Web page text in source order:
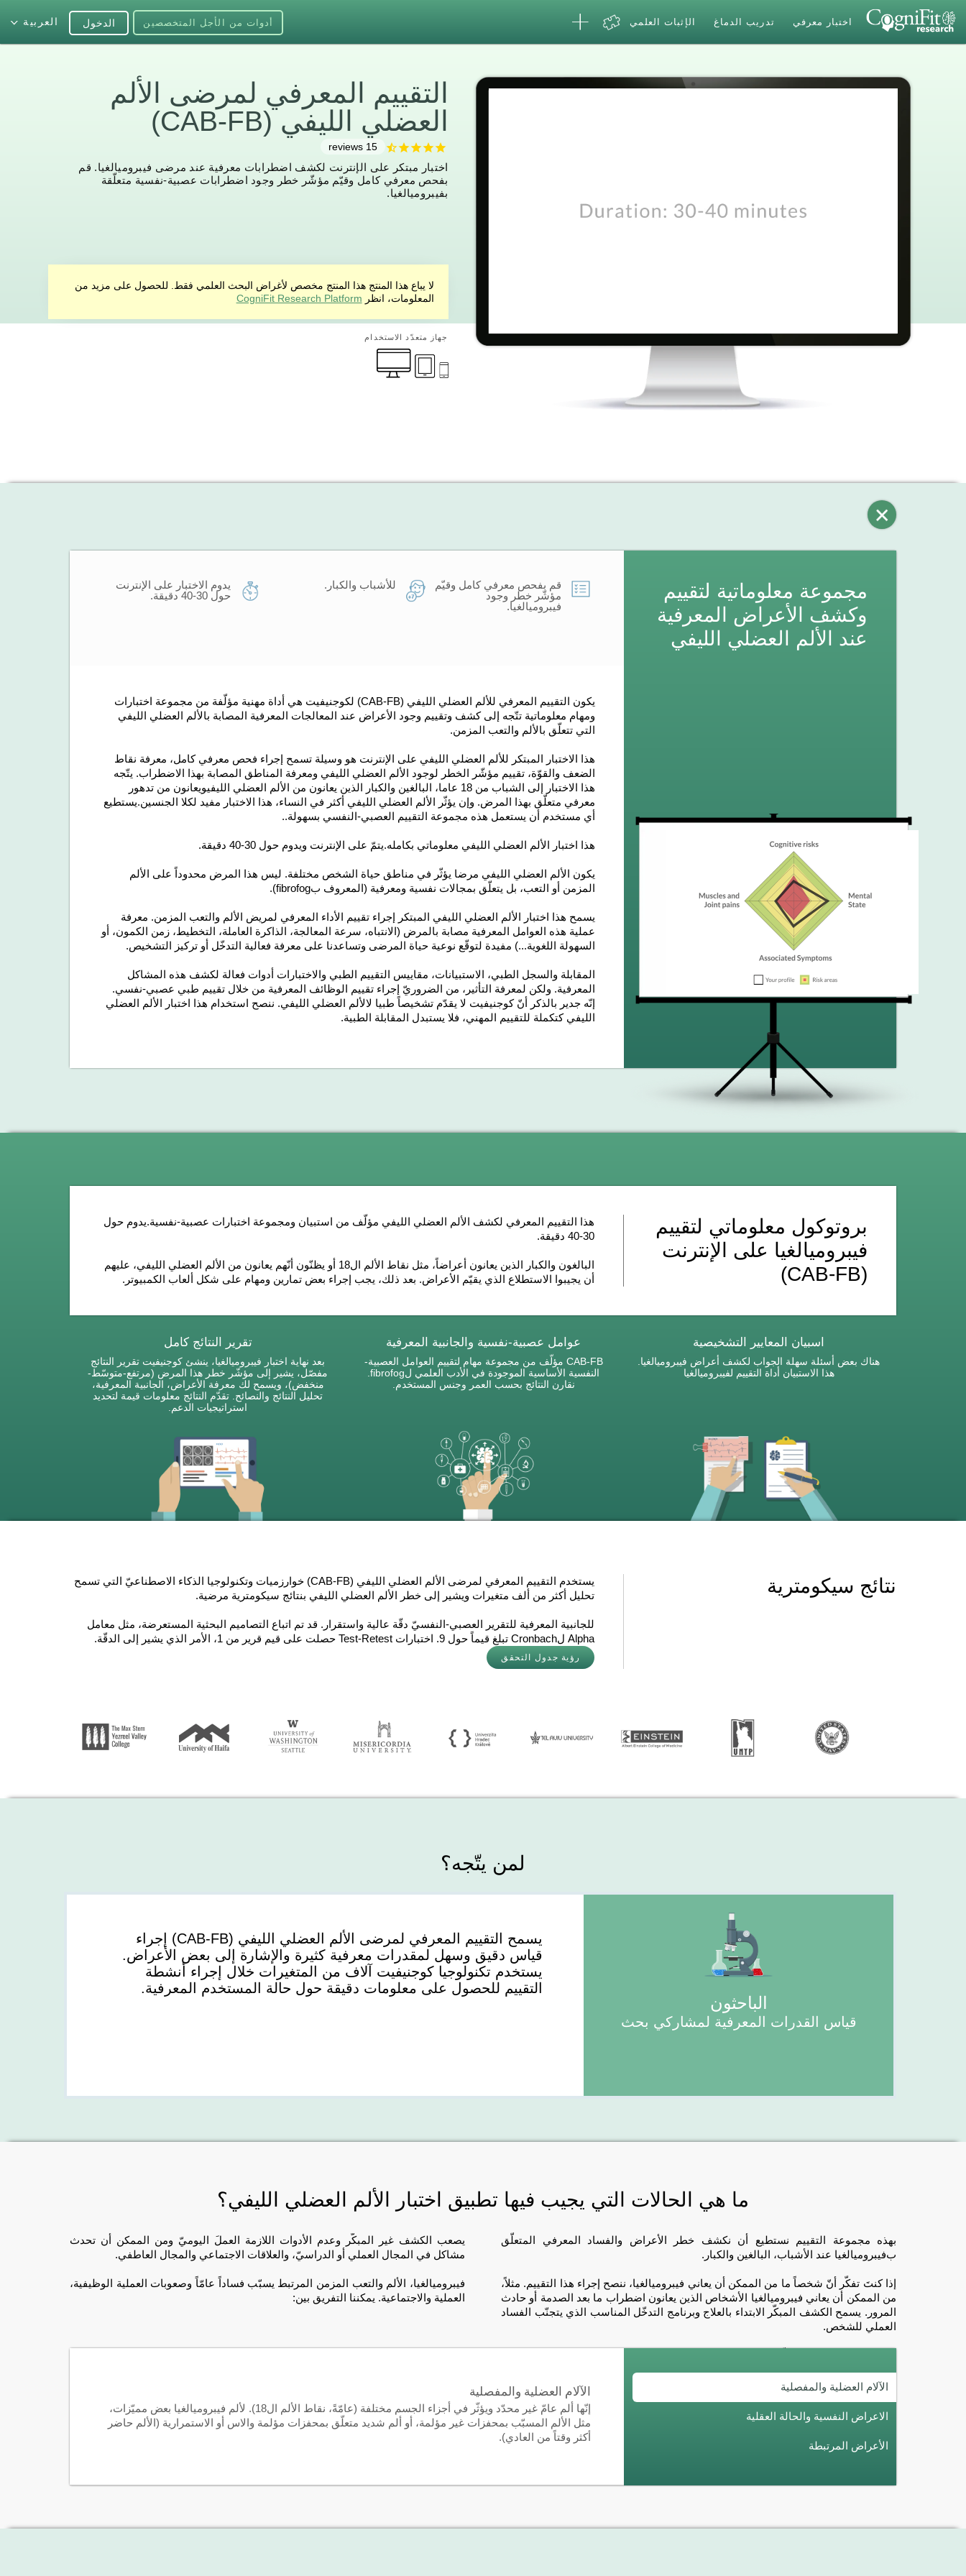
اختبار معرفي تدريب الدماغ الإثبات العلمي أدوات من الأجل المتخصصين العربية الدخول
التقييم المعرفي لمرضى الألم
العضلي الليفي (CAB-FB)
15
reviews
اختبار مبتكر على الإنترنت لكشف اضطرابات معرفية عند مرضى فيبروميالغيا. قم
بفحص معرفي كامل وقيّم مؤشّر خطر وجود اضطرابات عصبية-نفسية متعلّقة
بفيبروميالغيا.
لا يباع هذا المنتج هذا المنتج مخصص لأغراض البحث العلمي فقط. للحصول على مزيد من
المعلومات، انظر CogniFit Research Platform
جهاز متعدّد الاستخدام
مجموعة معلوماتية لتقييم
وكشف الأعراض المعرفية
عند الألم العضلي الليفي
قم بفحص معرفي كامل وقيّم
مؤشّر خطر وجود
فيبروميالغيا.
للأشباب والكبار.
يدوم الاختبار على الإنترنت
حول 30-40 دقيقة.
يكون التقييم المعرفي للألم العضلي الليفي (CAB-FB) لكوجنيفيت هي أداة مهنية مؤلّفة من مجموعة اختبارات
ومهام معلوماتية تتّجه إلى كشف وتقييم وجود الأعراض عند المعالجات المعرفية المصابة بالألم العضلي الليفي
التي تتعلّق بالألم والتعب المزمن.
هذا الاختبار المبتكر للألم العضلي الليفي على الإنترنت هو وسيلة تسمح إجراء فحص معرفي كامل، معرفة نقاط
الضعف والقوّة، تقييم مؤشّر الخطر لوجود الألم العضلي الليفي ومعرفة المناطق المصابة بهذا الاضطراب. يتّجه
هذا الاختبار إلى الشباب من 18 عاما، البالغين والكبار الذين يعانون من الألم العضلي الليفي
ويعانون من تدهور
معرفي متعلّق بهذا المرض. وإن يؤثّر الألم العضلي الليفي أكثر في النساء، هذا الاختبار مفيد لكلا الجنسين.يستطيع
أي مستخدم أن يستعمل هذه مجموعة التقييم العصبي-النفسي بسهولة..
هذا اختبار الألم العضلي الليفي معلوماتي بكامله.يتمّ على الإنترنت ويدوم حول 30-40 دقيقة .
يكون الألم العضلي الليفي مرضا يؤثّر في مناطق حياة الشخص مختلفة. ليس هذا المرض محدوداً على الألم
المزمن أو التعب، بل يتعلّق بمجالات نفسية ومعرفية (المعروف بfibrofog).
يسمح هذا اختبار الألم العضلي الليفي المبتكر إجراء تقييم الأداء المعرفي لمريض الألم والتعب المزمن. معرفة
عملية هذه العوامل المعرفية مصابة بالمرض (الانتباه، سرعة المعالجة، الذاكرة العاملة، التخطيط، زمن الكمون، أو
السهولة اللغوية...) مفيدة لتوقّع نوعية حياة المرضى وتساعدنا على معرفة فعالية التدخّل أو تركيز التشخيص.
المقابلة والسجل الطبي، الاستبيانات، مقاييس التقييم الطبي والاختبارات أدوات فعالة لكشف هذه المشاكل
المعرفية. ولكن لمعرفة التأثير، من الضروريّ إجراء تقييم الوظائف المعرفية من خلال تقييم طبي عصبي-نفسي.
إنّه جدير بالذكر أنّ كوجنيفيت لا يقدّم تشخيصاً طبيا لالألم العضلي الليفي. ننصح استخدام هذا اختبار الألم العضلي
الليفي كتكملة للتقييم المهني، فلا يستبدل المقابلة الطبية.
بروتوكول معلوماتي لتقييم
فيبروميالغيا على الإنترنت
(CAB-FB)
هذا التقييم المعرفي لكشف الألم العضلي الليفي مؤلّف من استبيان ومجموعة اختبارات عصبية-نفسية.يدوم حول
30-40 دقيقة.
البالغون والكبار الذين يعانون أعراضاً، مثل نقاط الألم ال18 أو يظنّون أنّهم يعانون من الألم العضلي الليفي، عليهم
أن يجيبوا الاستطلاع الذي يقيّم الأعراض. بعد ذلك، يجب إجراء بعض تمارين ومهام على شكل ألعاب الكمبيوتر.
اسبيان المعايير التشخيصية
هناك بعض أسئلة سهلة الجواب لكشف أعراض فيبروميالغيا.
هذا الاستبيان أداة التقييم لفيبروميالغيا
عوامل عصبية-نفسية والجانبية المعرفية
CAB-FB مؤلّف من مجموعة مهام لتقييم العوامل العصبية-
نقارن النتائج بحسب العمر وجنس المستخدم.
تقرير النتائج كامل
بعد نهاية اختبار فيبروميالغيا، ينشئ كوجنيفيت تقرير النتائج
مفصّل، يشير إلى مؤشّر خطر هذا المرض (مرتفع-متوسّط-
منخفض)، ويسمح لك معرفة الأعراض، الجانبية المعرفية،
تحليل النتائج والنصائح. تقدّم النتائج معلومات قيمة لتحديد
استراتيجيات الدعم.
نتائج سيكومترية
يستخدم التقييم المعرفي لمرضى الألم العضلي الليفي (CAB-FB) خوارزميات وتكنولوجيا الذكاء الاصطناعيّ التي تسمح
تحليل أكثر من ألف متغيرات ويشير إلى خطر الألم العضلي الليفي بنتائج سيكومترية مرضية.
للجانبية المعرفية للتقرير العصبي-النفسيّ دقّة عالية واستقرار. قد تم اتباع التصاميم البحثية المستعرضة، مثل معامل
Alpha لCronbach تبلغ قيماً حول 9. اختبارات Test-Retest حصلت على قيم قرير من 1، الأمر الذي يشير إلى الدقّة.
رؤية جدول التحقق
لمن يتّجه؟
الباحثون
قياس القدرات المعرفية لمشاركي بحث
يسمح التقييم المعرفي لمرضى الألم العضلي الليفي (CAB-FB) إجراء
قياس دقيق وسهل لمقدرات معرفية كثيرة والإشارة إلى بعض الأعراض.
يستخدم تكنولوجيا كوجنيفيت آلاف من المتغيرات خلال إجراء أنشطة
التقييم للحصول على معلومات دقيقة حول حالة المستخدم المعرفية.
ما هي الحالات التي يجيب فيها تطبيق اختبار الألم العضلي الليفي؟
بهذه مجموعة التقييم نستطيع أن نكشف خطر الأعراض والفساد المعرفي المتعلّق
بفيبروميالغيا عند الأشباب، البالغين والكبار .
إذا كنتَ تفكّر أنّ شخصاً ما من الممكن أن يعاني فيبروميالغيا، ننصح إجراء هذا التقييم. مثلاً،
من الممكن أن يعاني فيبروميالغيا الأشخاص الذين يعانون اضطراب ما بعد الصدمة أو حادث
المرور. يسمح الكشف المبكّر الابتداء بالعلاج وبرنامج التدخّل المناسب الذي يتجنّب الفساد
العملي للشخص.
يصعب الكشف غير المبكّر وعدم الأدوات اللازمة العملَ اليوميّ ومن الممكن أن تحدث
مشاكل في المجال العملي أو الدراسيّ، والعلاقات الاجتماعي والمجال العاطفي.
فيبروميالغيا، الألم والتعب المزمن المرتبط يسبّب فساداً عامّاً وصعوبات العملية الوظيفية،
العملية والاجتماعية. يمكننا التفريق بين:
الآلام العضلية والمفصلية
الاعراض النفسية والحالة العقلية
الأعراض المرتبطة
الآلام العضلية والمفصلية
إنّها ألم عامّ غير محدّد ويؤثّر في أجزاء الجسم مختلفة (عامّةً، نقاط الألم ال18). لألم فيبروميالغيا بعض مميّزات،
مثل الألم المسبّب بمحفزات غير مؤلمة، أو ألم شديد متعلّق بمحفزات مؤلمة والاس أو الاستمرارية (الألم حاضر
أكثر وقتاً من العادي).